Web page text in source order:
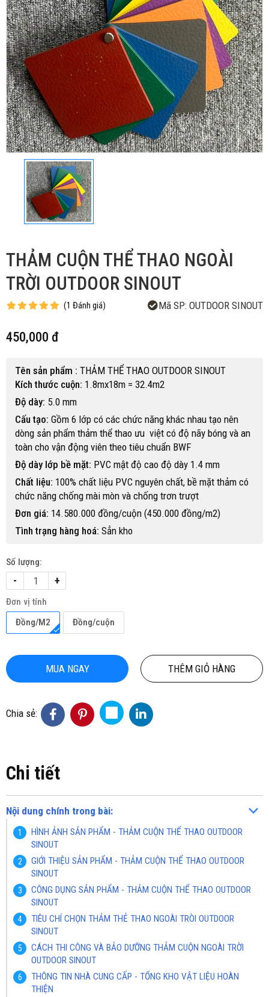
THẢM CUỘN THỂ THAO NGOÀI
TRỜI OUTDOOR SINOUT
(1 Đánh giá) Mã SP: OUTDOOR SINOUT
450,000 đ
Tên sản phẩm : THẢM THỂ THAO OUTDOOR SINOUT
Kích thước cuộn: 1.8mx18m = 32.4m2
Độ dày: 5.0 mm
Cấu tạo: Gồm 6 lớp có các chức năng khác nhau tạo nên
dòng sản phẩm thảm thể thao ưu việt có độ nãy bóng và an
toàn cho vận động viên theo tiêu chuẩn BWF
Độ dày lớp bề mặt: PVC mật độ cao độ dày 1.4 mm
Chất liệu: 100% chất liệu PVC nguyên chất, bề mặt thảm có
chức năng chống mài mòn và chống trơn trượt
Đơn giá: 14.580.000 đồng/cuộn (450.000 đồng/m2)
Tình trạng hàng hoá: Sẳn kho
Số lượng:
- +
Đơn vị tính
Đồng/M2
Đồng/cuộn
MUA NGAY THÊM GIỎ HÀNG
Chia sẻ:
Chi tiết
Nội dung chính trong bài:
HÌNH ẢNH SẢN PHẨM - THẢM CUỘN THỂ THAO OUTDOOR
SINOUT
GIỚI THIỆU SẢN PHẨM - THẢM CUỘN THỂ THAO OUTDOOR
SINOUT
CÔNG DỤNG SẢN PHẨM - THẢM CUỘN THỂ THAO OUTDOOR
SINOUT
TIÊU CHÍ CHỌN THẢM THẺ THAO NGOÀI TRÒI OUTDOOR
SINOUT
CÁCH THI CÔNG VÀ BẢO DƯỠNG THẢM CUỘN NGOÀI TRỜI
OUTDOOR SINOUT
THÔNG TIN NHÀ CUNG CẤP - TỔNG KHO VẬT LIỆU HOÀN
THIỆN